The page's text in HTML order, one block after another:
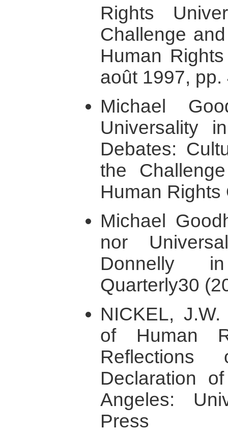
Rights
Challenge
Human
août 1997, pp.
Michael
Universality
Debates:
the
Human Rights
Michael
nor
Donnelly
Quarterly30
NICKEL,
of Human
Declaration
Angeles:
Press